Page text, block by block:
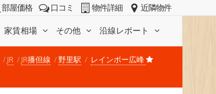
家賃相場 その他 沿線レポート
部屋価格 口コミ 物件詳細 近隣物件
JR JR播但線 野里駅 レインボー広峰